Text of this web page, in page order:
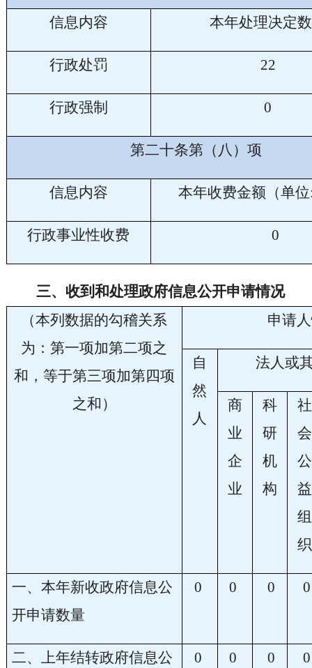
信息内容 本年处理决定
行政处罚 22
行政强制 0
第二十条第（八）项
信息内容 本年收费金额（单
行政事业性收费 0
三、 收到和处理政府信息公开申请情况
（本列数据的勾稽关系
为：第一项加第二项之
和，等于第三项加第四项
之和）
申请
自
然
人
法人或
商
业
企
业
科
研
机
构
社
会
公
益
组
织
一、本年新收政府信息公
开申请数量
0 0 0 0
二、上年结转政府信息公
0 0 0 0